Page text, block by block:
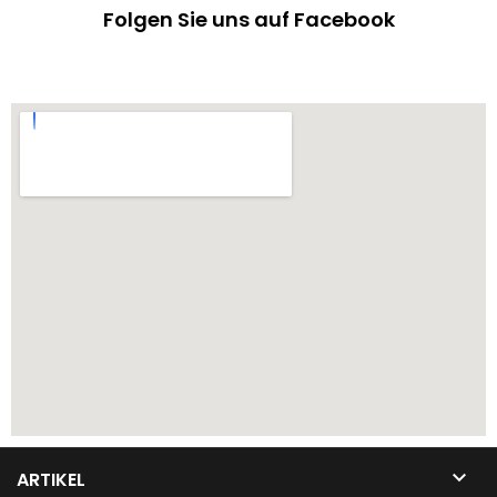
EchtheitszertifikatZustand:
Folgen Sie uns auf Facebook
ARTIKEL 